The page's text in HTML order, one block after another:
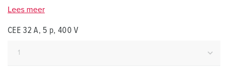
Lees meer
CEE 32 A, 5 p, 400 V